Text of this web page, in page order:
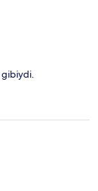
gibiydi.